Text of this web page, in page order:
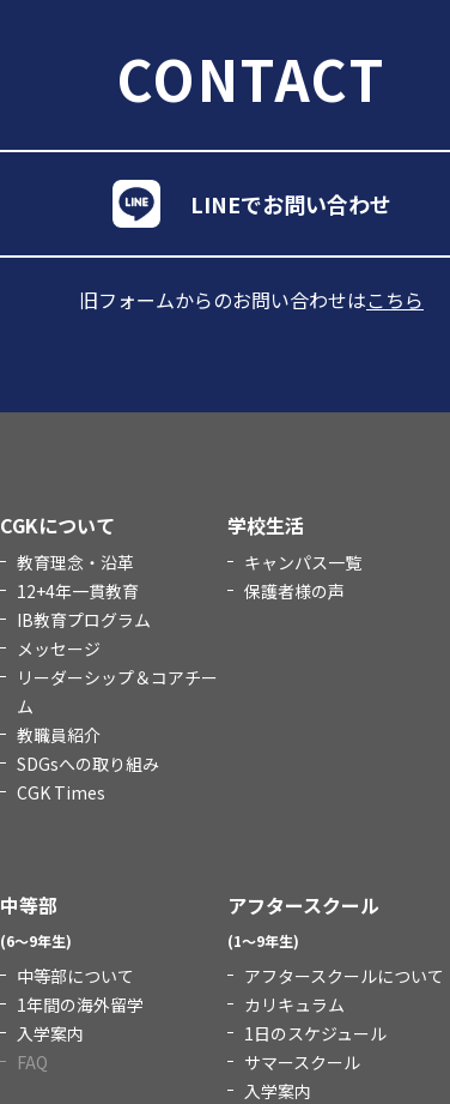
CONTACT
LINEでお問い合わせ
旧フォームからのお問い合わせはこちら
CGKについて
教育理念・沿革
12+4年一貫教育
IB教育プログラム
メッセージ
リーダーシップ＆コアチー
ム
教職員紹介
SDGsへの取り組み
CGK Times
学校生活
キャンパス一覧
保護者様の声
中等部
(6～9年生)
中等部について
1年間の海外留学
入学案内
FAQ
アフタースクール
(1～9年生)
アフタースクールについて
カリキュラム
1日のスケジュール
サマースクール
入学案内